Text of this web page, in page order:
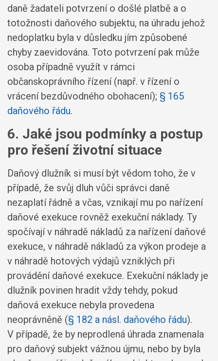
daně žadateli potvrzení o došlé platbě a o
totožnosti daňového subjektu, na úhradu jehož
nedoplatku byla v důsledku jím způsobené
chyby zaevidována. Toto potvrzení pak může
osoba případně využít v rámci
občanskoprávního řízení (např. v řízení o
vrácení bezdůvodného obohacení); § 165
daňového řádu.
6. Jaké jsou podmínky a postup
pro řešení životní situace
Daňový dlužník si musí být vědom toho, že v
případě, že svůj dluh vůči správci daně
nezaplatí řádně a včas, vznikají mu po nařízení
daňové exekuce rovněž exekuční náklady. Ty
spočívají v náhradě nákladů za nařízení daňové
exekuce, v náhradě nákladů za výkon prodeje a
v náhradě hotových výdajů vzniklých při
provádění daňové exekuce. Exekuční náklady je
dlužník povinen hradit vždy tehdy, pokud
daňová exekuce nebyla provedena
neoprávněně (§ 182 a násl. daňového řádu).
V případě, že by neprodlená úhrada znamenala
pro daňový subjekt vážnou újmu, nebo by byla